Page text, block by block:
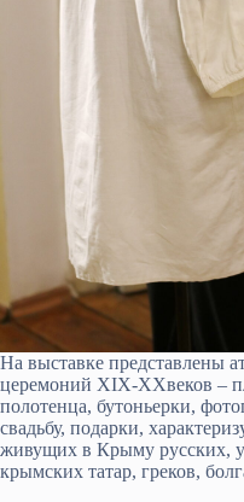
На выставке представлены
церемоний XIX-XXвеков –
полотенца, бутоньерки,
свадьбу, подарки,
живущих в Крыму русских,
крымских татар, греков,